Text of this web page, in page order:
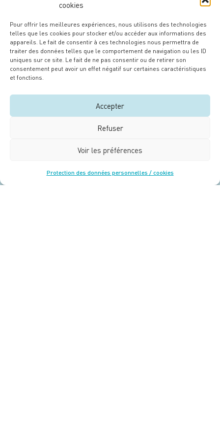
cookies
Pour offrir les meilleures expériences, nous utilisons des technologies
telles que les cookies pour stocker et/ou accéder aux informations des
appareils. Le fait de consentir à ces technologies nous permettra de
traiter des données telles que le comportement de navigation ou les ID
uniques sur ce site. Le fait de ne pas consentir ou de retirer son
consentement peut avoir un effet négatif sur certaines caractéristiques
et fonctions.
Accepter
Refuser
Voir les préférences
Protection des données personnelles / cookies